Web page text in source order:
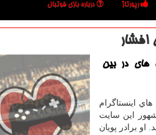
رپورتاژ درباره بازی فوتبال
افشار
های‌ در بین
اینستاگرام
این سایت
او برادر پویان